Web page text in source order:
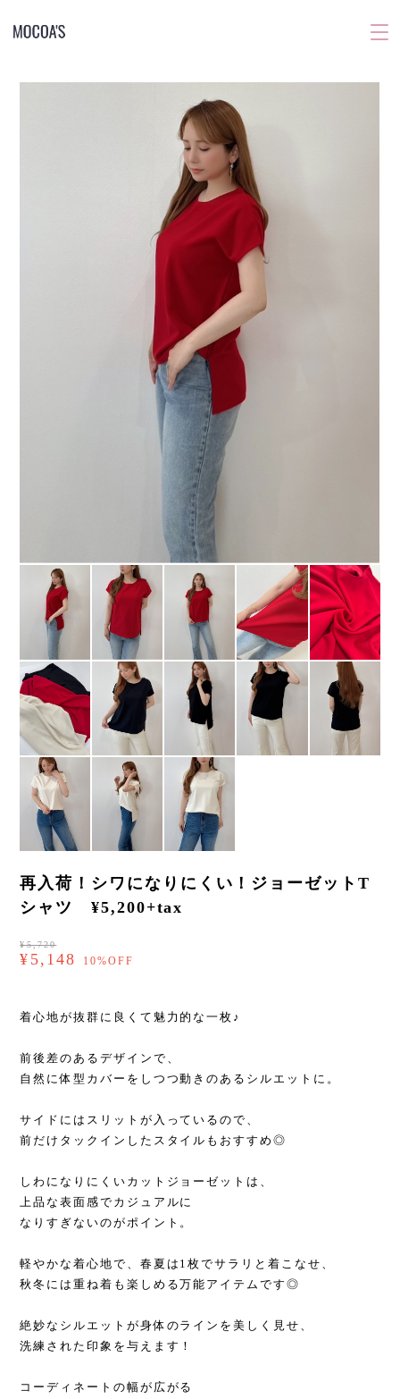
再入荷！シワになりにくい！ジョーゼットT
シャツ ¥5,200+tax
¥5,720
¥5,148 10%OFF
着心地が抜群に良くて魅力的な一枚♪
前後差のあるデザインで、
自然に体型カバーをしつつ動きのあるシルエットに。
サイドにはスリットが入っているので、
前だけタックインしたスタイルもおすすめ◎
しわになりにくいカットジョーゼットは、
上品な表面感でカジュアルに
なりすぎないのがポイント。
軽やかな着心地で、春夏は1枚でサラリと着こなせ、
秋冬には重ね着も楽しめる万能アイテムです◎
絶妙なシルエットが身体のラインを美しく見せ、
洗練された印象を与えます！
コーディネートの幅が広がる